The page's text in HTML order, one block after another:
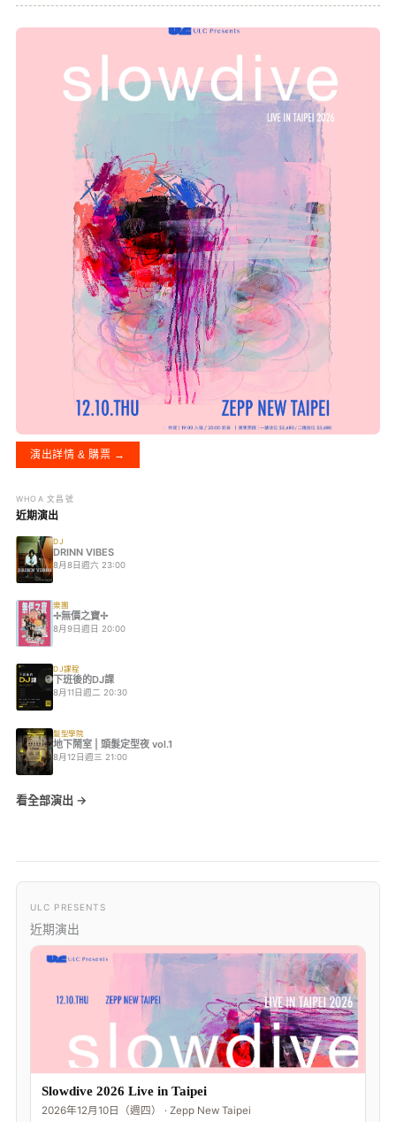
演出詳情 & 購票 →
WHOA 文昌號
近期演出
DJ
DRINN VIBES
8月8日週六 23:00
樂團
✢無價之寶✢
8月9日週日 20:00
DJ課程
下班後的DJ課
8月11日週二 20:30
髮型學院
地下鬧室 | 頭髮定型夜 vol.1
8月12日週三 21:00
看全部演出 →
ULC PRESENTS
近期演出
Slowdive 2026 Live in Taipei
2026年12月10日（週四） · Zepp New Taipei